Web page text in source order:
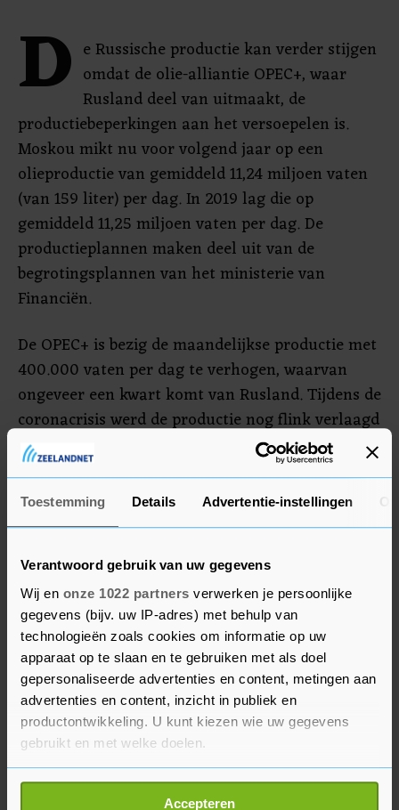
Toestemming Details Advertentie-instellingen
Verantwoord gebruik van uw gegevens
Wij en onze 1022 partners verwerken je persoonlijke
gegevens (bijv. uw IP-adres) met behulp van
technologieën zoals cookies om informatie op uw
apparaat op te slaan en te gebruiken met als doel
gepersonaliseerde advertenties en content, metingen aan
advertenties en content, inzicht in publiek en
productontwikkeling. U kunt kiezen wie uw gegevens
gebruikt en met welke doelen.
Als u het toestaat, willen we ook graag:
Accepteren
D e Russische productie kan verder stijgen
omdat de olie-alliantie OPEC+, waar
Rusland deel van uitmaakt, de
productiebeperkingen aan het versoepelen is.
Moskou mikt nu voor volgend jaar op een
olieproductie van gemiddeld 11,24 miljoen vaten
(van 159 liter) per dag. In 2019 lag die op
gemiddeld 11,25 miljoen vaten per dag. De
productieplannen maken deel uit van de
begrotingsplannen van het ministerie van
Financiën.
De OPEC+ is bezig de maandelijkse productie met
400.000 vaten per dag te verhogen, waarvan
ongeveer een kwart komt van Rusland. Tijdens de
coronacrisis werd de productie nog flink verlaagd
om zo de olieprijzen te stutten, maar door het
sterke economische herstel is de vraag weer
toegenomen en zijn de prijzen hard gestegen.